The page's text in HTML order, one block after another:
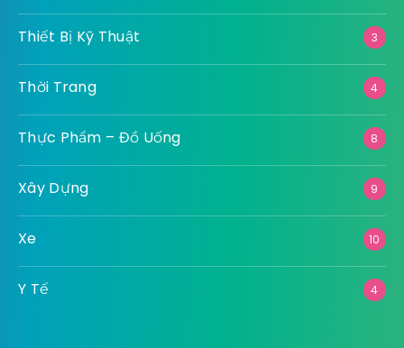
Thiết Bị Kỹ Thuật 3
Thời Trang 4
Thực Phẩm – Đồ Uống 8
Xây Dựng 9
Xe 10
Y Tế 4